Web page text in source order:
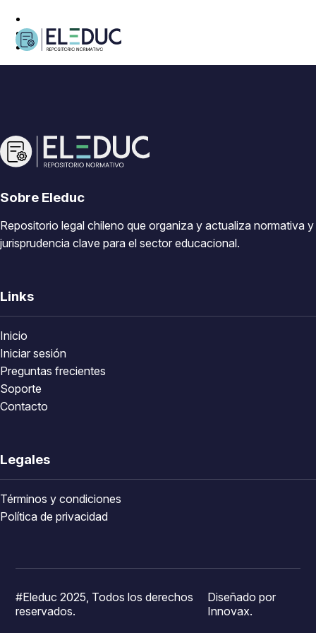
Sobre Eleduc
Repositorio legal chileno que organiza y actualiza normativa y
jurisprudencia clave para el sector educacional.
Links
Inicio
Iniciar sesión
Preguntas frecientes
Soporte
Contacto
Legales
Términos y condiciones
Política de privacidad
#Eleduc 2025, Todos los derechos
reservados.
Diseñado por
Innovax.